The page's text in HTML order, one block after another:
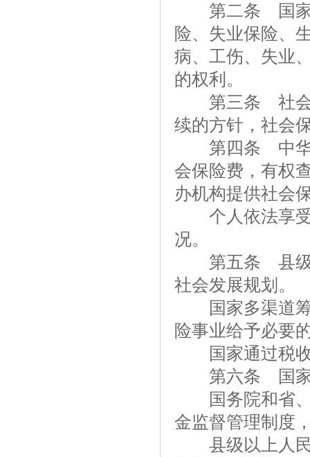
第二条 国家建
险、失业保险、
病、工伤、失业
的权利。
第三条 社会保
续的方针，社会
第四条 中华人
会保险费，有权
办机构提供社会
个人依法享受
况。
第五条 县级以
社会发展规划。
国家多渠道筹
险事业给予必要
国家通过税收
第六条 国家
国务院和省、
金监督管理制度
县级以上人民